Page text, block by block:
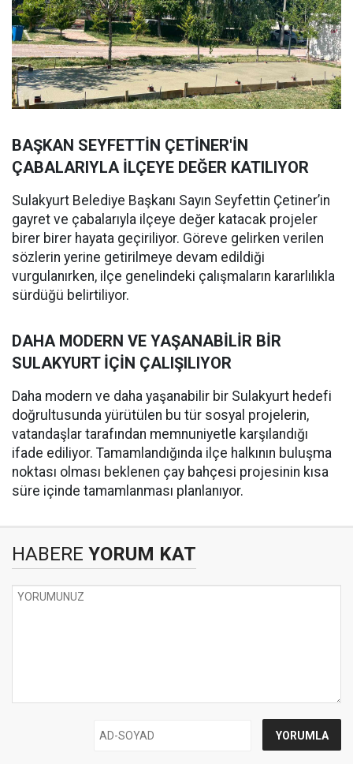
BAŞKAN SEYFETTİN ÇETİNER'İN
ÇABALARIYLA İLÇEYE DEĞER KATILIYOR
Sulakyurt Belediye Başkanı Sayın Seyfettin Çetiner’in
gayret ve çabalarıyla ilçeye değer katacak projeler
birer birer hayata geçiriliyor. Göreve gelirken verilen
sözlerin yerine getirilmeye devam edildiği
vurgulanırken, ilçe genelindeki çalışmaların kararlılıkla
sürdüğü belirtiliyor.
DAHA MODERN VE YAŞANABİLİR BİR
SULAKYURT İÇİN ÇALIŞILIYOR
Daha modern ve daha yaşanabilir bir Sulakyurt hedefi
doğrultusunda yürütülen bu tür sosyal projelerin,
vatandaşlar tarafından memnuniyetle karşılandığı
ifade ediliyor. Tamamlandığında ilçe halkının buluşma
noktası olması beklenen çay bahçesi projesinin kısa
süre içinde tamamlanması planlanıyor.
HABERE YORUM KAT